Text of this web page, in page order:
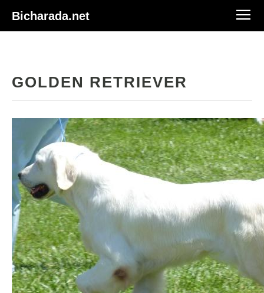
Bicharada.net
GOLDEN RETRIEVER